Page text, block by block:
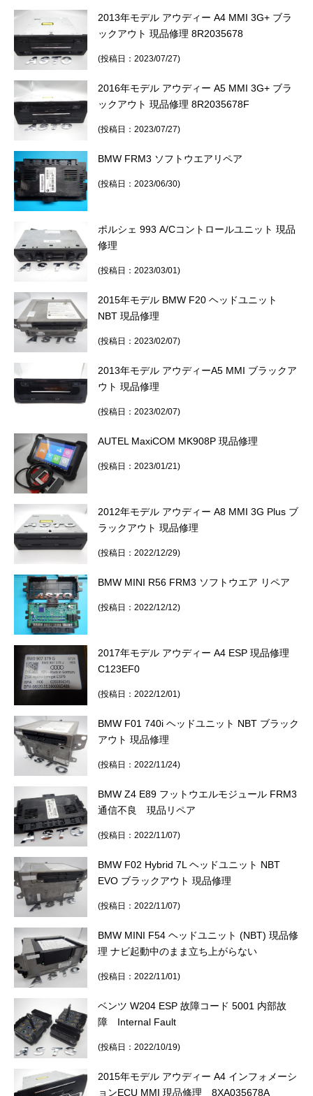
2013年モデル アウディー A4 MMI 3G+ ブラ
ックアウト 現品修理 8R2035678
(投稿日：2023/07/27)
2016年モデル アウディー A5 MMI 3G+ ブラ
ックアウト 現品修理 8R2035678F
(投稿日：2023/07/27)
BMW FRM3 ソフトウエアリペア
(投稿日：2023/06/30)
ポルシェ 993 A/Cコントロールユニット 現品
修理
(投稿日：2023/03/01)
2015年モデル BMW F20 ヘッドユニット
NBT 現品修理
(投稿日：2023/02/07)
2013年モデル アウディーA5 MMI ブラックア
ウト 現品修理
(投稿日：2023/02/07)
AUTEL MaxiCOM MK908P 現品修理
(投稿日：2023/01/21)
2012年モデル アウディー A8 MMI 3G Plus ブ
ラックアウト 現品修理
(投稿日：2022/12/29)
BMW MINI R56 FRM3 ソフトウエア リペア
(投稿日：2022/12/12)
2017年モデル アウディー A4 ESP 現品修理
C123EF0
(投稿日：2022/12/01)
BMW F01 740i ヘッドユニット NBT ブラック
アウト 現品修理
(投稿日：2022/11/24)
BMW Z4 E89 フットウエルモジュール FRM3
通信不良 現品リペア
(投稿日：2022/11/07)
BMW F02 Hybrid 7L ヘッドユニット NBT
EVO ブラックアウト 現品修理
(投稿日：2022/11/07)
BMW MINI F54 ヘッドユニット (NBT) 現品修
理 ナビ起動中のまま立ち上がらない
(投稿日：2022/11/01)
ベンツ W204 ESP 故障コード 5001 内部故
障 Internal Fault
(投稿日：2022/10/19)
2015年モデル アウディー A4 インフォメーシ
ョンECU MMI 現品修理 8XA035678A